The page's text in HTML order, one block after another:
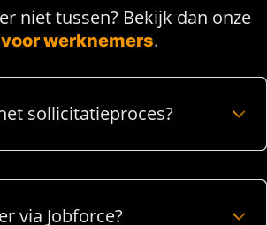
niet tussen? Bekijk dan onze
voor werknemers.
sollicitatieproces?
via Jobforce?